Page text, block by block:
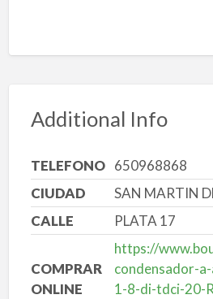
Additional Info
TELEFONO 650968868
CIUDAD
SAN MARTIN
CALLE
PLATA 17
COMPRAR
ONLINE
https://
condensador-
1-8-di-tdci-20-